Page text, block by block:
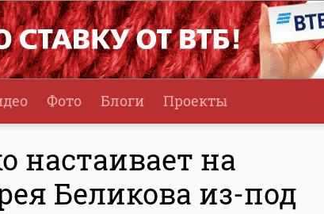
Фото Блоги Проекты
настаивает на
Беликова из-под